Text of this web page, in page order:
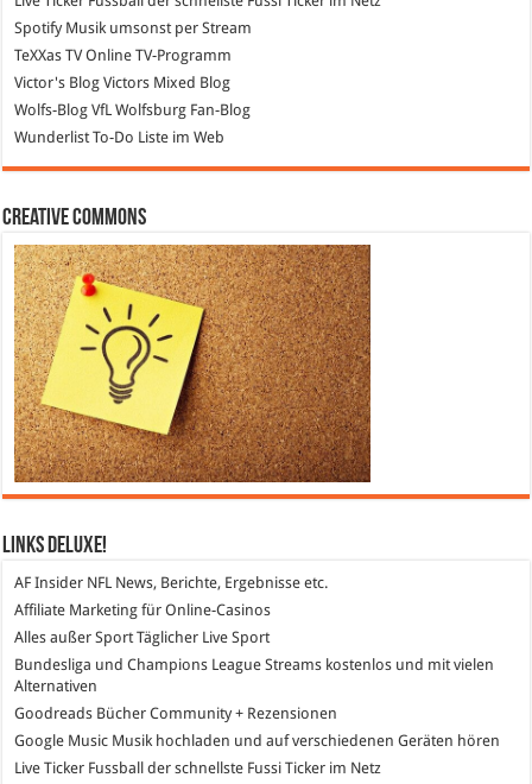
SpotifyMusik umsonst per Stream
TeXXas TVOnline TV-Programm
Victor's Blog Victors Mixed Blog
Wolfs-Blog VfL Wolfsburg Fan-Blog
WunderlistTo-Do Liste im Web
Creative Commons
Links DeLuXe!
AF Insider NFL News, Berichte, Ergebnisse etc.
Affiliate Marketing für Online-Casinos
Alles außer Sport Täglicher Live Sport
Bundesliga und Champions League Streams kostenlos und mit vielen
Alternativen
Goodreads Bücher Community + Rezensionen
Google Music Musik hochladen und auf verschiedenen Geräten hören
Live Ticker Fussball
der schnellste Fussi Ticker im Netz